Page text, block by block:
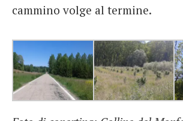
cammino volge al termine.